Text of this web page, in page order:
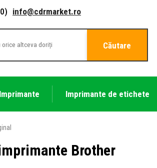
info@cdrmarket.ro
Căutare
Imprimante Imprimante de etichete
Brother